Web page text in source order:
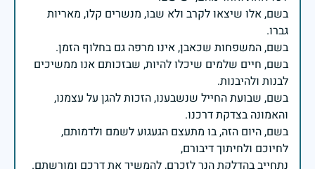
בשם, אלו שיצאו לקרב ולא שבו, מנשרים קלו, מאריות
בשם, חיים שלמים שיכלו להיות, שבזכותם אנו ממשיכים
בשם, שבועת החייל שנשבענו, הזכות להגן על עצמנו,
בשם, היום הזה, בו מתעצם הגעגוע לשמם ולדמותם,
נתחייב בהדלקת הנר לזכרם, להמשיך את דרכם ומורשתם.